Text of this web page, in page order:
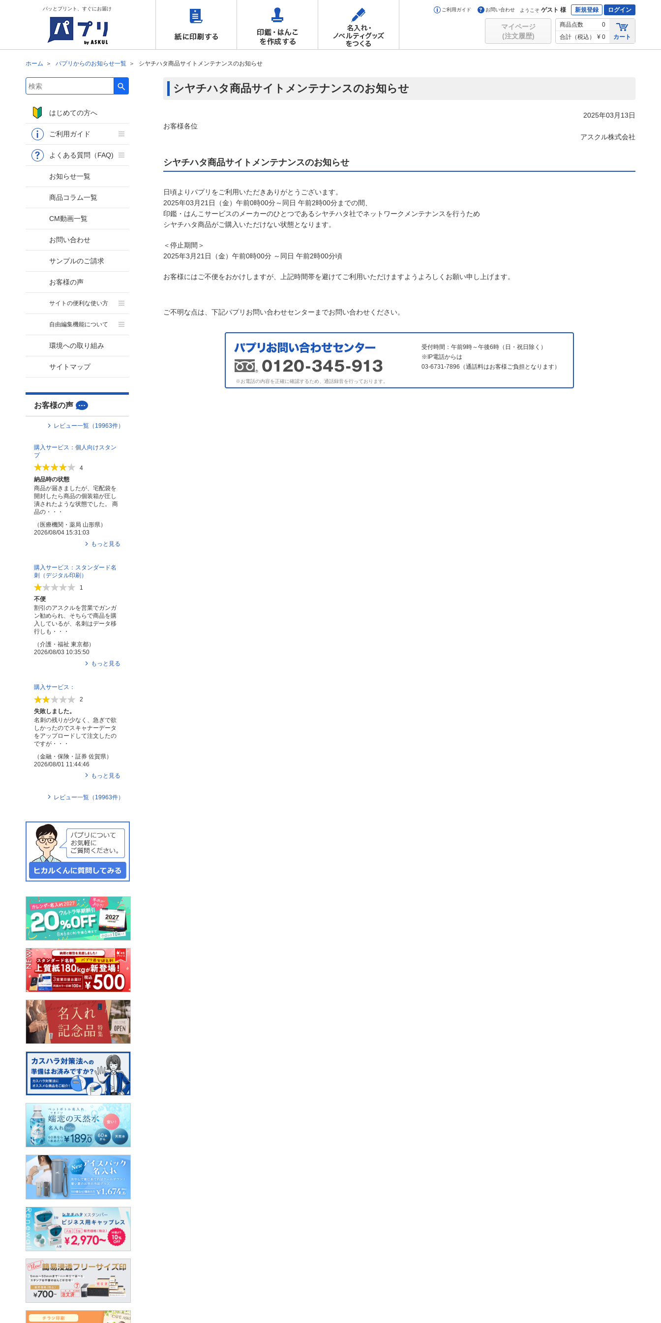
パッとプリント、すぐにお届け ご利用ガイド お問い合わせ ようこそ ゲスト 様 新規登録 ログイン
マイページ
(注文履歴)
商品点数
0
合計（税込）
¥ 0 カート
ホーム パプリからのお知らせ一覧 シヤチハタ商品サイトメンテナンスのお知らせ
シヤチハタ商品サイトメンテナンスのお知らせ
2025年03月13日
お客様各位
アスクル株式会社
シヤチハタ商品サイトメンテナンスのお知らせ
日頃よりパプリをご利用いただきありがとうございます。
2025年03月21日（金）午前0時00分～同日 午前2時00分までの間、
印鑑・はんこサービスのメーカーのひとつであるシヤチハタ社でネットワークメンテナンスを行うため
シヤチハタ商品がご購入いただけない状態となります。
＜停止期間＞
2025年3月21日（金）午前0時00分 ～同日 午前2時00分頃
お客様にはご不便をおかけしますが、上記時間帯を避けてご利用いただけますようよろしくお願い申し上げます。
ご不明な点は、下記パプリお問い合わせセンターまでお問い合わせください。
受付時間：午前9時～午後6時（日・祝日除く）
※IP電話からは
03-6731-7896（通話料はお客様ご負担となります）
※お電話の内容を正確に確認するため、通話録音を行っております。
検索キーワード入力
はじめての方へ
ご利用ガイド
よくある質問（FAQ)
お知らせ一覧
商品コラム一覧
CM動画一覧
お問い合わせ
サンプルのご請求
お客様の声
サイトの便利な使い方
自由編集機能について
環境への取り組み
サイトマップ
お客様の声
レビュー一覧（ 19963件）
購入サービス：個人向けスタン
プ
4
納品時の状態
商品が届きましたが、宅配袋を
開封したら商品の個装箱が圧し
潰されたような状態でした。 商
品の・・・
（医療機関・薬局 山形県 ）
2026/08/04 15:31:03
もっと見る
購入サービス：スタンダード名
刺（デジタル印刷）
1
不便
割引のアスクルを営業でガンガ
ン勧められ、そちらで商品を購
入しているが、名刺はデータ移
行しも・・・
（介護・福祉 東京都）
2026/08/03 10:35:50
もっと見る
購入サービス：
2
失敗しました。
名刺の残りが少なく、急ぎで欲
しかったのでスキャナーデータ
をアップロードして注文したの
ですが・・・
（金融・保険・証券 佐賀県 ）
2026/08/01 11:44:46
もっと見る
レビュー一覧（ 19963件）